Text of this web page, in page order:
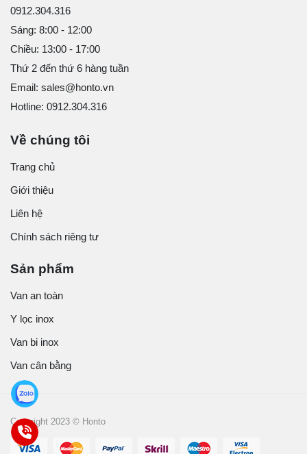
0912.304.316
Sáng: 8:00 - 12:00
Chiều: 13:00 - 17:00
Thứ 2 đến thứ 6 hàng tuần
Email: sales@honto.vn
Hotline: 0912.304.316
Về chúng tôi
Trang chủ
Giới thiệu
Liên hệ
Chính sách riêng tư
Sản phẩm
Van an toàn
Y lọc inox
Van bi inox
Van cân bằng
Copyright 2023 © Honto